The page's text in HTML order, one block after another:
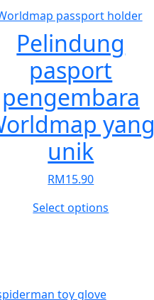
Pelindung
pasport
pengembara
yang
unik
RM15.90
Select options